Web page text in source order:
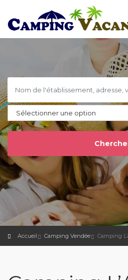
Accueil Camping Vendée Camping